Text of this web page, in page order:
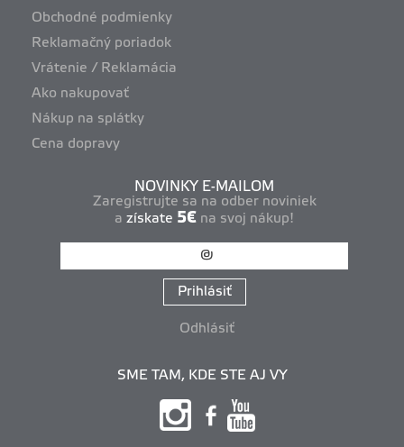
Obchodné podmienky
Reklamačný poriadok
Vrátenie / Reklamácia
Ako nakupovať
Nákup na splátky
Cena dopravy
NOVINKY E-MAILOM
Zaregistrujte sa na odber noviniek
a získate 5€ na svoj nákup!
Prihlásiť
Odhlásiť
SME TAM, KDE STE AJ VY